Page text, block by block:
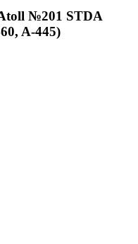
№201 STDA
A-445)